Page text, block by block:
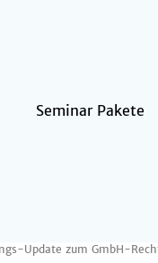
Seminar Pakete